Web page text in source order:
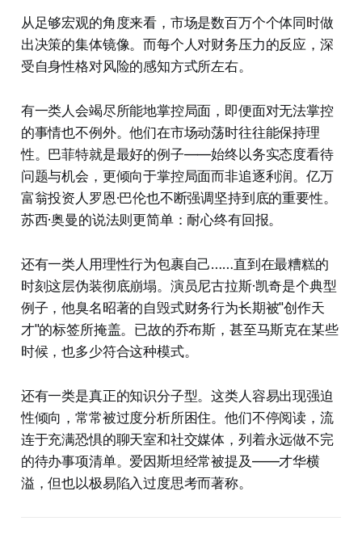
从足够宏观的角度来看，市场是数百万个个体同时做
出决策的集体镜像。而每个人对财务压力的反应，深
受自身性格对风险的感知方式所左右。
有一类人会竭尽所能地掌控局面，即便面对无法掌控
的事情也不例外。他们在市场动荡时往往能保持理
性。巴菲特就是最好的例子——始终以务实态度看待
问题与机会，更倾向于掌控局面而非追逐利润。亿万
富翁投资人罗恩·巴伦也不断强调坚持到底的重要性。
苏西·奥曼的说法则更简单：耐心终有回报。
还有一类人用理性行为包裹自己……直到在最糟糕的
时刻这层伪装彻底崩塌。演员尼古拉斯·凯奇是个典型
例子，他臭名昭著的自毁式财务行为长期被"创作天
才"的标签所掩盖。已故的乔布斯，甚至马斯克在某些
时候，也多少符合这种模式。
还有一类是真正的知识分子型。这类人容易出现强迫
性倾向，常常被过度分析所困住。他们不停阅读，流
连于充满恐惧的聊天室和社交媒体，列着永远做不完
的待办事项清单。爱因斯坦经常被提及——才华横
溢，但也以极易陷入过度思考而著称。